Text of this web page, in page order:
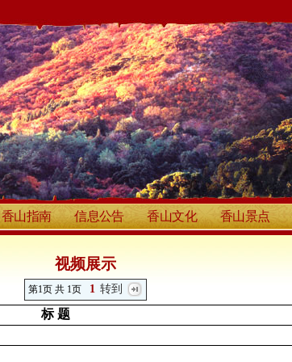
香山指南 信息公告 香山文化 香山景点
视频展示
第1页 共 1页 1 转到
标 题